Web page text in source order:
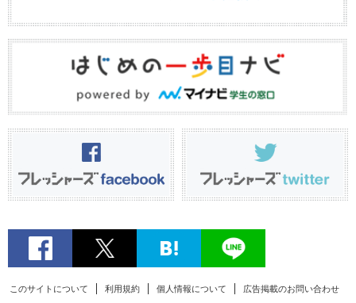
このサイトについて 利用規約 個人情報について 広告掲載のお問い合わせ